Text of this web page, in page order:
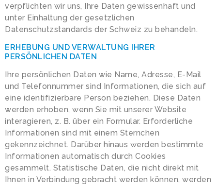
verpflichten wir uns, Ihre Daten gewissenhaft und
unter Einhaltung der gesetzlichen
Datenschutzstandards der Schweiz zu behandeln.
ERHEBUNG UND VERWALTUNG IHRER
PERSÖNLICHEN DATEN
Ihre persönlichen Daten wie Name, Adresse, E-Mail
und Telefonnummer sind Informationen, die sich auf
eine identifizierbare Person beziehen. Diese Daten
werden erhoben, wenn Sie mit unserer Website
interagieren, z. B. über ein Formular. Erforderliche
Informationen sind mit einem Sternchen
gekennzeichnet. Darüber hinaus werden bestimmte
Informationen automatisch durch Cookies
gesammelt. Statistische Daten, die nicht direkt mit
Ihnen in Verbindung gebracht werden können, werden